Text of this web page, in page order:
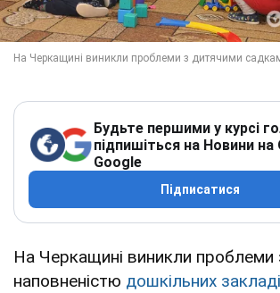
Будьте першими у курсі
підпишіться на Новини на
Google
Підписатися
На Черкащині виникли проблеми
наповненістю дошкільних